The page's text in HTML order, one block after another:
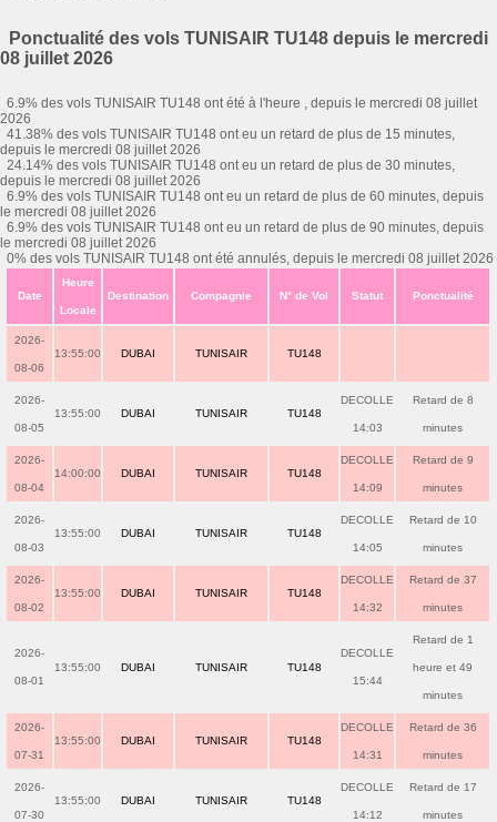
Ponctualité des vols TUNISAIR TU148 depuis le mercredi
08 juillet 2026
6.9% des vols TUNISAIR TU148 ont été à l'heure , depuis le mercredi 08 juillet
2026
41.38% des vols TUNISAIR TU148 ont eu un retard de plus de 15 minutes,
depuis le mercredi 08 juillet 2026
24.14% des vols TUNISAIR TU148 ont eu un retard de plus de 30 minutes,
depuis le mercredi 08 juillet 2026
6.9% des vols TUNISAIR TU148 ont eu un retard de plus de 60 minutes, depuis
le mercredi 08 juillet 2026
6.9% des vols TUNISAIR TU148 ont eu un retard de plus de 90 minutes, depuis
le mercredi 08 juillet 2026
0% des vols TUNISAIR TU148 ont été annulés, depuis le mercredi 08 juillet 2026
Date
Heure
Locale
Destination Compagnie N° de Vol Statut Ponctualité
2026-
08-06
13:55:00 DUBAI TUNISAIR TU148
2026-
08-05
13:55:00 DUBAI TUNISAIR TU148
DECOLLE
14:03
Retard de 8
minutes
2026-
08-04
14:00:00 DUBAI TUNISAIR TU148
DECOLLE
14:09
Retard de 9
minutes
2026-
08-03
13:55:00 DUBAI TUNISAIR TU148
DECOLLE
14:05
Retard de 10
minutes
2026-
08-02
13:55:00 DUBAI TUNISAIR TU148
DECOLLE
14:32
Retard de 37
minutes
2026-
08-01
13:55:00 DUBAI TUNISAIR TU148
DECOLLE
15:44
Retard de 1
heure et 49
minutes
2026-
07-31
13:55:00 DUBAI TUNISAIR TU148
DECOLLE
14:31
Retard de 36
minutes
2026-
07-30
13:55:00 DUBAI TUNISAIR TU148
DECOLLE
14:12
Retard de 17
minutes